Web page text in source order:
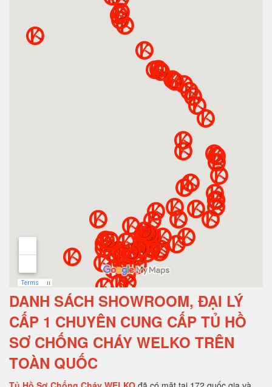
DANH SÁCH SHOWROOM, ĐẠI LÝ
CẤP 1 CHUYÊN CUNG CẤP TỦ HỒ
SƠ CHỐNG CHÁY WELKO TRÊN
TOÀN QUỐC